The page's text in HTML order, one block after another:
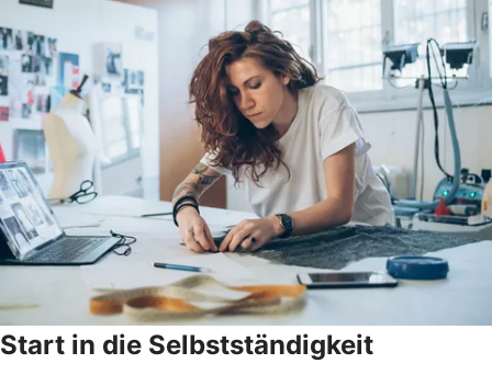
Start in die Selbstständigkeit